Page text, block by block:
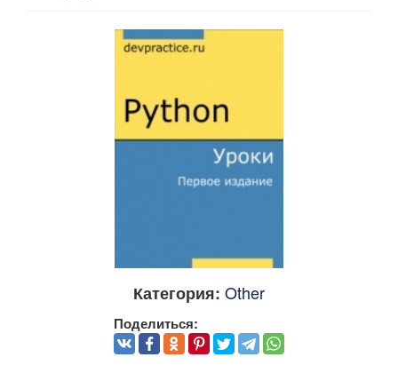
Категория: Other
Поделиться: